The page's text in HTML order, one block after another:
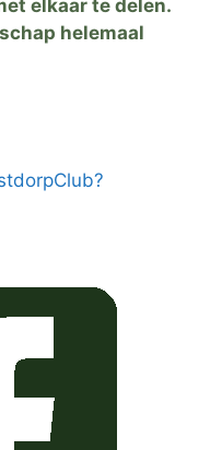
elkaar te delen.
helemaal